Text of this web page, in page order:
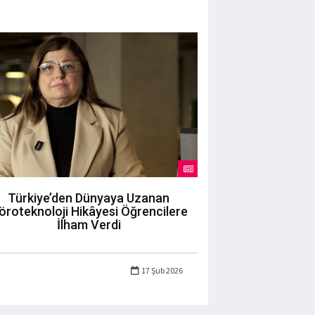
Türkiye’den Dünyaya Uzanan
Hikâyesi Öğrencilere
İlham Verdi
17 Şub 2026